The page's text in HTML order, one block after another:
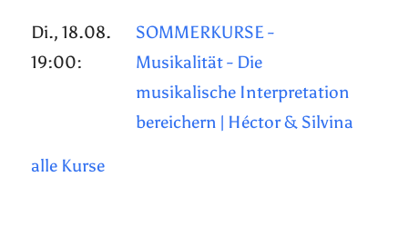
Di., 18.08.
19:00:
SOMMERKURSE -
Musikalität - Die
musikalische Interpretation
bereichern | Héctor & Silvina
alle Kurse